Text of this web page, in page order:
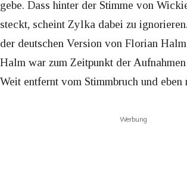
gebe. Dass hinter der Stimme von
steckt, scheint Zylka dabei zu
der deutschen Version von Florian
Halm war zum Zeitpunkt der Aufnahmen
Weit entfernt vom Stimmbruch und eben
Werbung